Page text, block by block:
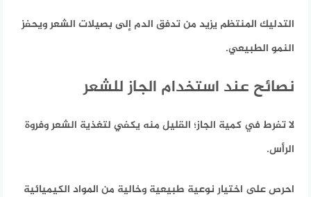
التدليك المنتظم يزيد من تدفق الدم إلى بصيلات الشعر ويحفز
النمو الطبيعي.
نصائح عند استخدام الجاز للشعر
لا تفرط في كمية الجاز؛ القليل منه يكفي لتغذية الشعر وفروة
الرأس.
احرص على اختيار نوعية طبيعية وخالية من المواد الكيميائية